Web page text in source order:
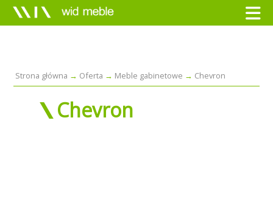
Strona główna Oferta Meble gabinetowe Chevron
Chevron